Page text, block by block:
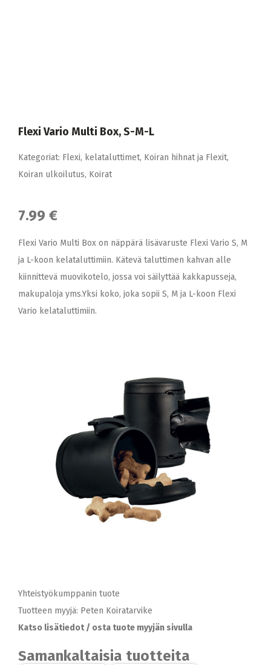
Flexi Vario Multi Box, S-M-L
Kategoriat: Flexi, kelataluttimet, Koiran hihnat ja Flexit,
Koiran ulkoilutus, Koirat
7.99 €
Flexi Vario Multi Box on näppärä lisävaruste Flexi Vario S, M
ja L-koon kelataluttimiin. Kätevä taluttimen kahvan alle
kiinnittevä muovikotelo, jossa voi säilyttää kakkapusseja,
makupaloja yms.Yksi koko, joka sopii S, M ja L-koon Flexi
Vario kelataluttimiin.
Yhteistyökumppanin tuote
Tuotteen myyjä: Peten Koiratarvike
Katso lisätiedot / osta tuote myyjän sivulla
Samankaltaisia tuotteita